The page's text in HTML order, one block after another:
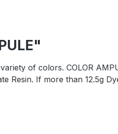
of colors. COLOR
Resin. If more than 12.5g